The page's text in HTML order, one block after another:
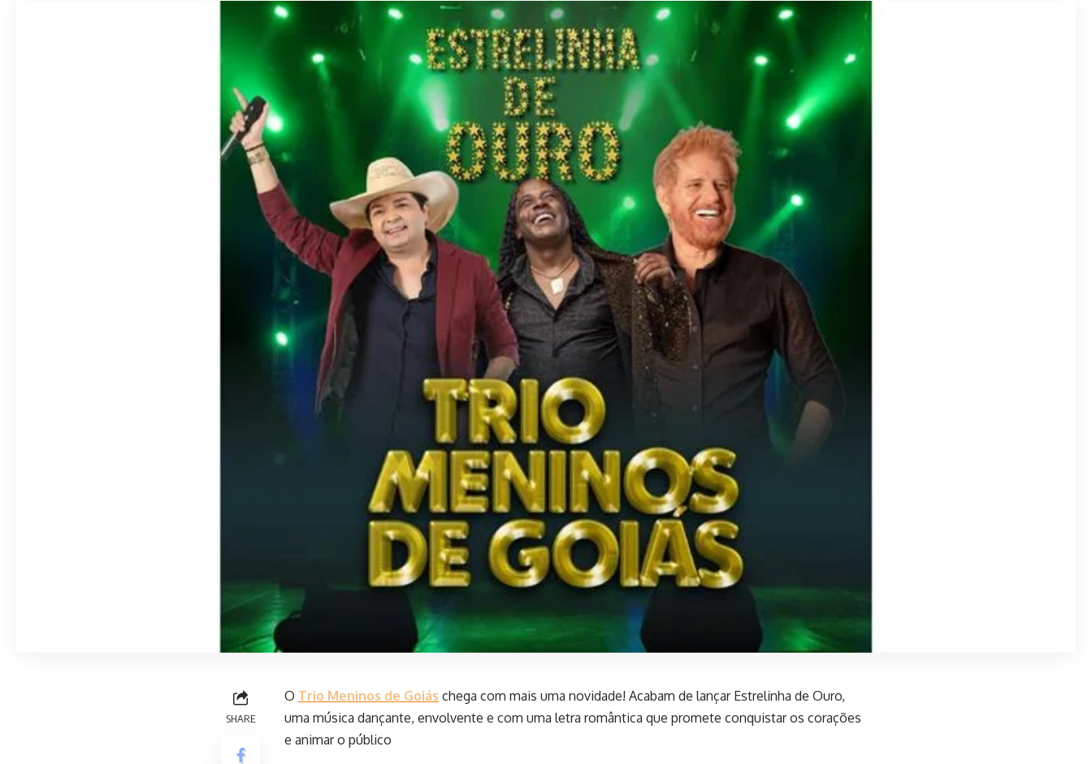
SHARE
O Trio Meninos de Goiás chega com mais uma novidade! Acabam de lançar Estrelinha de Ouro,
uma música dançante, envolvente e com uma letra romântica que promete conquistar os corações
e animar o público